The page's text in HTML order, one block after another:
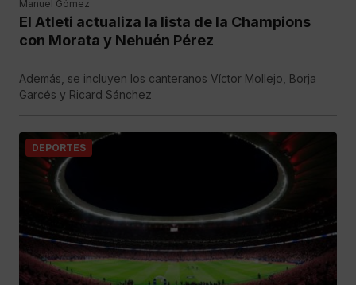
Manuel Gómez
El Atleti actualiza la lista de la Champions
con Morata y Nehuén Pérez
Además, se incluyen los canteranos Víctor Mollejo, Borja
Garcés y Ricard Sánchez
DEPORTES